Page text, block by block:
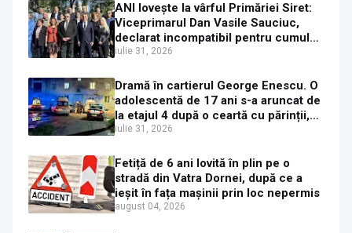
ANI lovește la vârful Primăriei Siret:
Viceprimarul Dan Vasile Sauciuc,
declarat incompatibil pentru cumul
de funcții
iulie 31, 2026
Dramă în cartierul George Enescu. O
adolescentă de 17 ani s-a aruncat de
la etajul 4 după o ceartă cu părinții,
pe fondul consumului de alcool în
iulie 31, 2026
Fetiță de 6 ani lovită în plin pe o
stradă din Vatra Dornei, după ce a
ieșit în fața mașinii prin loc nepermis
august 04, 2026